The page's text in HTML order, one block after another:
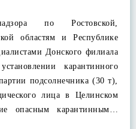
по Ростовской,
областям и Республике
Донского филиала
карантинного
подсолнечника (30 т),
лица в Целинском
опасным карантинным…